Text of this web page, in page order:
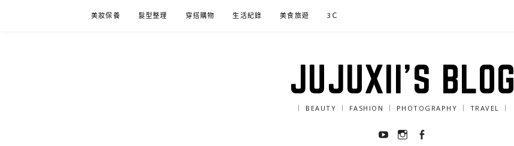
美妝保養 髮型整理 穿搭購物 生活紀錄 美食旅遊 3Ｃ
JUJUXII'S BLOG
｜ BEAUTY ｜ FASHION ｜ PHOTOGRAPHY ｜ TRAVEL ｜
YoutubeInstagram